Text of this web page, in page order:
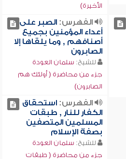
الأخيرة)
الفهرس:الصبر على
أعداء المؤمنين بجميع
أصنافهم , وما يلقاها إلا
الصابرون
للشيخ: سلمان العودة
جزء من محاضرة ( أولئك هم
الصابرون)
الفهرس:استحقاق
الكفار للنار , طبقات
المسلمين المتصفين
بصفة الإسلام
للشيخ: سلمان العودة
جزء من محاضرة ( طبقات